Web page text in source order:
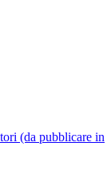
(da pubblicare in